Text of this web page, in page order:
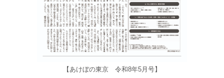
【あけぼの東京 令和8年5月号】